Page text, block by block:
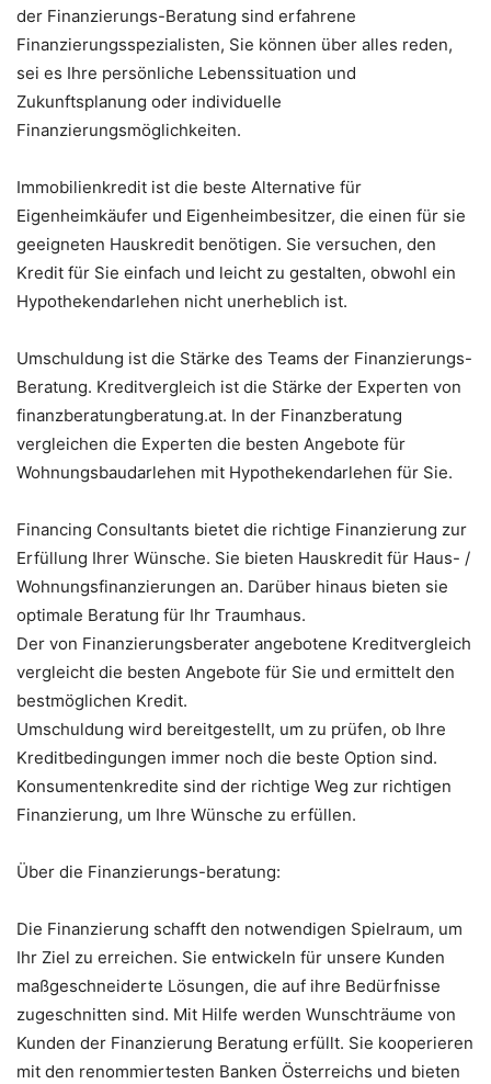
der Finanzierungs-Beratung sind erfahrene
Finanzierungsspezialisten, Sie können über alles reden,
sei es Ihre persönliche Lebenssituation und
Zukunftsplanung oder individuelle
Finanzierungsmöglichkeiten.
Immobilienkredit ist die beste Alternative für
Eigenheimkäufer und Eigenheimbesitzer, die einen für sie
geeigneten Hauskredit benötigen. Sie versuchen, den
Kredit für Sie einfach und leicht zu gestalten, obwohl ein
Hypothekendarlehen nicht unerheblich ist.
Umschuldung ist die Stärke des Teams der Finanzierungs-
Beratung. Kreditvergleich ist die Stärke der Experten von
finanzberatungberatung.at. In der Finanzberatung
vergleichen die Experten die besten Angebote für
Wohnungsbaudarlehen mit Hypothekendarlehen für Sie.
Financing Consultants bietet die richtige Finanzierung zur
Erfüllung Ihrer Wünsche. Sie bieten Hauskredit für Haus- /
Wohnungsfinanzierungen an. Darüber hinaus bieten sie
optimale Beratung für Ihr Traumhaus.
Der von Finanzierungsberater angebotene Kreditvergleich
vergleicht die besten Angebote für Sie und ermittelt den
bestmöglichen Kredit.
Umschuldung wird bereitgestellt, um zu prüfen, ob Ihre
Kreditbedingungen immer noch die beste Option sind.
Konsumentenkredite sind der richtige Weg zur richtigen
Finanzierung, um Ihre Wünsche zu erfüllen.
Über die Finanzierungs-beratung:
Die Finanzierung schafft den notwendigen Spielraum, um
Ihr Ziel zu erreichen. Sie entwickeln für unsere Kunden
maßgeschneiderte Lösungen, die auf ihre Bedürfnisse
zugeschnitten sind. Mit Hilfe werden Wunschträume von
Kunden der Finanzierung Beratung erfüllt. Sie kooperieren
mit den renommiertesten Banken Österreichs und bieten